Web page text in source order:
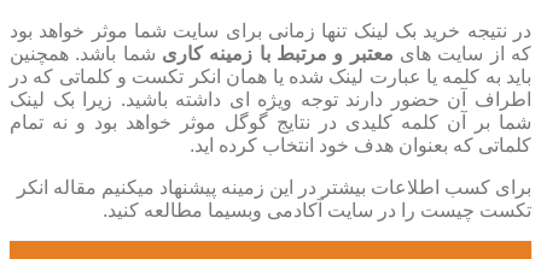
در نتیجه خرید بک لینک تنها زمانی برای سایت شما موثر خواهد بود
که از سایت های معتبر و مرتبط با زمینه کاری شما باشد. همچنین
باید به کلمه یا عبارت لینک شده یا همان انکر تکست و کلماتی که در
اطراف آن حضور دارند توجه ویژه ای داشته باشید. زیرا بک لینک
شما بر آن کلمه کلیدی در نتایج گوگل موثر خواهد بود و نه تمام
کلماتی که بعنوان هدف خود انتخاب کرده اید.
برای کسب اطلاعات بیشتر در این زمینه پیشنهاد میکنیم مقاله انکر
تکست چیست را در سایت آکادمی وبسیما مطالعه کنید.